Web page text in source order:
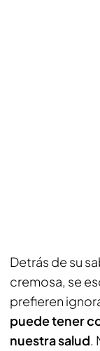
Detrás de su
cremosa, se
prefieren
puede tener
nuestra salud.